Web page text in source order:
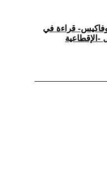
قراءة في
الإقطاعية